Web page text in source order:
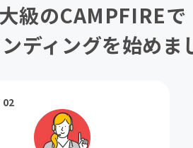
級のCAMPFIREで
ディングを始めま